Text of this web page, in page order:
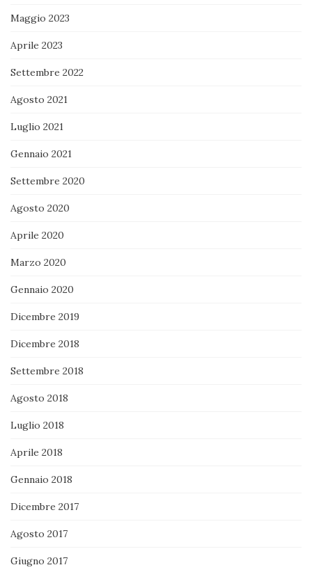
Maggio 2023
Aprile 2023
Settembre 2022
Agosto 2021
Luglio 2021
Gennaio 2021
Settembre 2020
Agosto 2020
Aprile 2020
Marzo 2020
Gennaio 2020
Dicembre 2019
Dicembre 2018
Settembre 2018
Agosto 2018
Luglio 2018
Aprile 2018
Gennaio 2018
Dicembre 2017
Agosto 2017
Giugno 2017